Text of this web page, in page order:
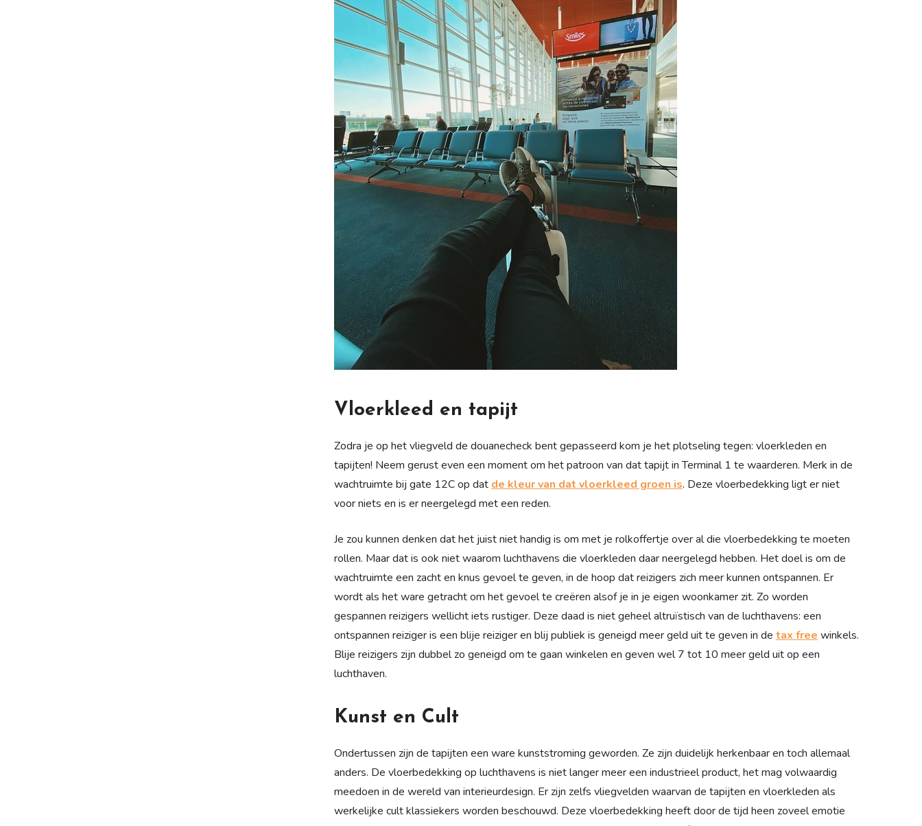
Vloerkleed en tapijt
Zodra je op het vliegveld de douanecheck bent gepasseerd kom je het plotseling tegen: vloerkleden en
tapijten! Neem gerust even een moment om het patroon van dat tapijt in Terminal 1 te waarderen. Merk in de
wachtruimte bij gate 12C op dat de kleur van dat vloerkleed groen is. Deze vloerbedekking ligt er niet
voor niets en is er neergelegd met een reden.
Je zou kunnen denken dat het juist niet handig is om met je rolkoffertje over al die vloerbedekking te moeten
rollen. Maar dat is ook niet waarom luchthavens die vloerkleden daar neergelegd hebben. Het doel is om de
wachtruimte een zacht en knus gevoel te geven, in de hoop dat reizigers zich meer kunnen ontspannen. Er
wordt als het ware getracht om het gevoel te creëren alsof je in je eigen woonkamer zit. Zo worden
gespannen reizigers wellicht iets rustiger. Deze daad is niet geheel altruïstisch van de luchthavens: een
ontspannen reiziger is een blije reiziger en blij publiek is geneigd meer geld uit te geven in de tax free winkels.
Blije reizigers zijn dubbel zo geneigd om te gaan winkelen en geven wel 7 tot 10 meer geld uit op een
luchthaven.
Kunst en Cult
Ondertussen zijn de tapijten een ware kunststroming geworden. Ze zijn duidelijk herkenbaar en toch allemaal
anders. De vloerbedekking op luchthavens is niet langer meer een industrieel product, het mag volwaardig
meedoen in de wereld van interieurdesign. Er zijn zelfs vliegvelden waarvan de tapijten en vloerkleden als
werkelijke cult klassiekers worden beschouwd. Deze vloerbedekking heeft door de tijd heen zoveel emotie